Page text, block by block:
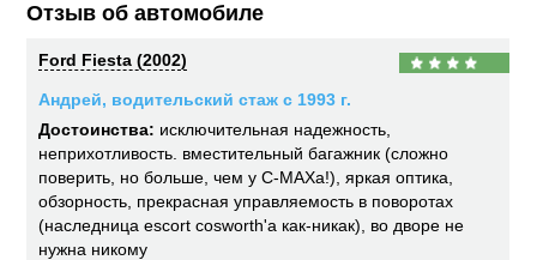
Отзыв об автомобиле
Ford Fiesta (2002)
Андрей, водительский стаж с 1993 г.
Достоинства: исключительная надежность,
неприхотливость. вместительный багажник (сложно
поверить, но больше, чем у C-MAXa!), яркая оптика,
обзорность, прекрасная управляемость в поворотах
(наследница escort cosworth'а как-никак), во дворе не
нужна никому